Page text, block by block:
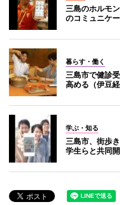
三島のホルモ
のコミュニケ
暮らす・働く
三島市で健診
高める（伊豆経
学ぶ・知る
三島市、街歩
学生らと共同